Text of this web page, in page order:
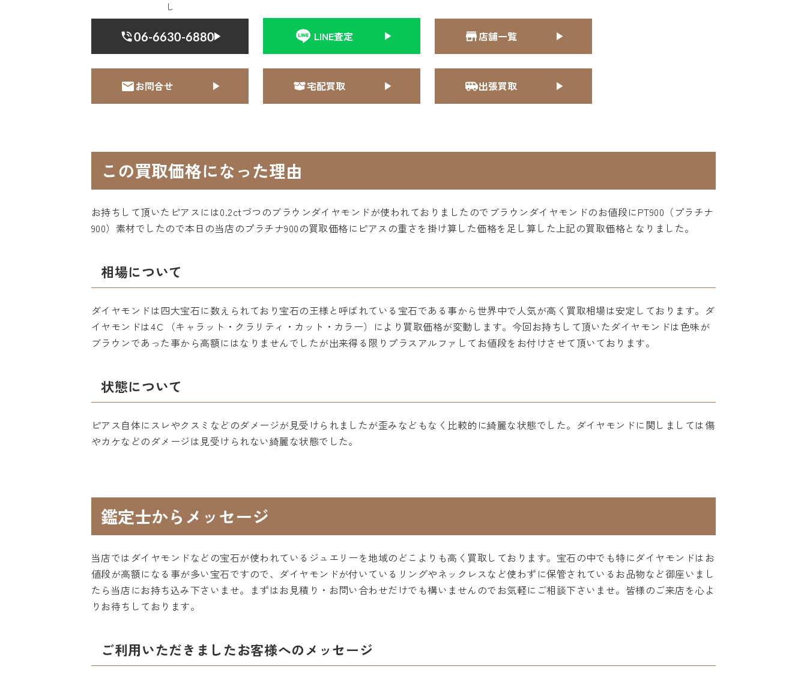
し
06-6630-6880 LINE査定 店舗一覧
お問合せ 宅配買取 出張買取
この買取価格になった理由
お持ちして頂いたピアスには0.2ctづつのブラウンダイヤモンドが使われておりましたのでブラウンダイヤモンドのお値段にPT900（プラチナ
900）素材でしたので本日の当店のプラチナ900の買取価格にピアスの重さを掛け算した価格を足し算した上記の買取価格となりました。
相場について
ダイヤモンドは四大宝石に数えられており宝石の王様と呼ばれている宝石である事から世界中で人気が高く買取相場は安定しております。ダ
イヤモンドは4Ｃ（キャラット・クラリティ・カット・カラー）により買取価格が変動します。今回お持ちして頂いたダイヤモンドは色味が
ブラウンであった事から高額にはなりませんでしたが出来得る限りプラスアルファしてお値段をお付けさせて頂いております。
状態について
ピアス自体にスレやクスミなどのダメージが見受けられましたが歪みなどもなく比較的に綺麗な状態でした。ダイヤモンドに関しましては傷
やカケなどのダメージは見受けられない綺麗な状態でした。
鑑定士からメッセージ
当店ではダイヤモンドなどの宝石が使われているジュエリーを地域のどこよりも高く買取しております。宝石の中でも特にダイヤモンドはお
値段が高額になる事が多い宝石ですので、ダイヤモンドが付いているリングやネックレスなど使わずに保管されているお品物など御座いまし
たら当店にお持ち込み下さいませ。まずはお見積り・お問い合わせだけでも構いませんのでお気軽にご相談下さいませ。皆様のご来店を心よ
りお待ちしております。
ご利用いただきましたお客様へのメッセージ